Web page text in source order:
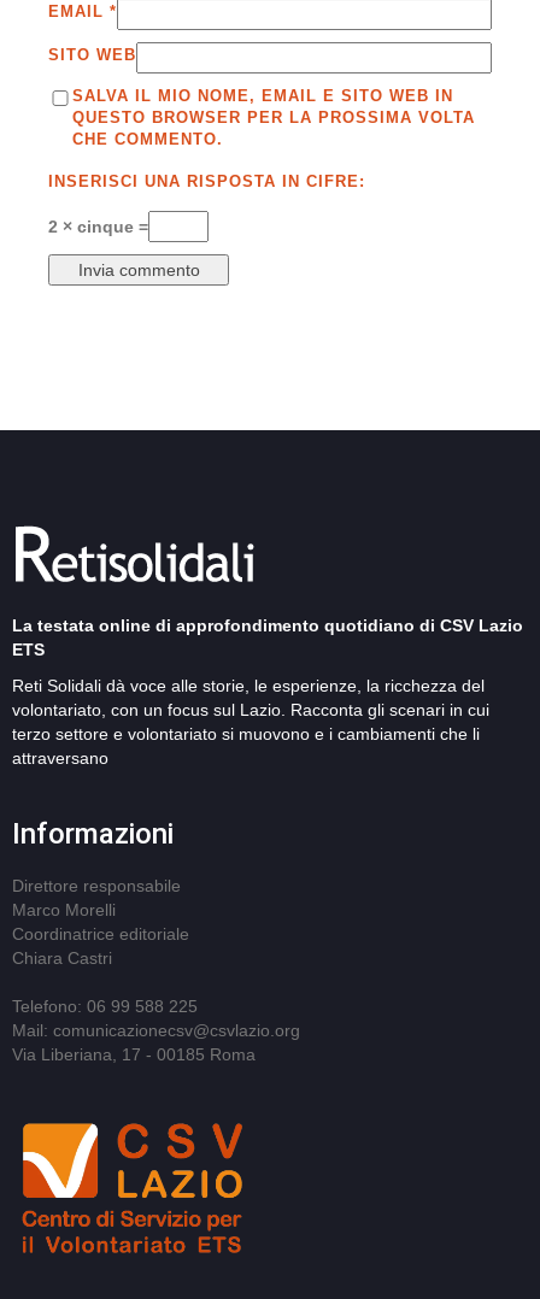
EMAIL *
SITO WEB
SALVA IL MIO NOME, EMAIL E SITO WEB IN
QUESTO BROWSER PER LA PROSSIMA VOLTA
CHE COMMENTO.
INSERISCI UNA RISPOSTA IN CIFRE:
2 × cinque =
La testata online di approfondimento quotidiano di CSV Lazio
ETS
Reti Solidali dà voce alle storie, le esperienze, la ricchezza del
volontariato, con un focus sul Lazio. Racconta gli scenari in cui
terzo settore e volontariato si muovono e i cambiamenti che li
attraversano
Informazioni
Direttore responsabile
Marco Morelli
Coordinatrice editoriale
Chiara Castri
Telefono: 06 99 588 225
Mail: comunicazionecsv@csvlazio.org
Via Liberiana, 17 - 00185 Roma